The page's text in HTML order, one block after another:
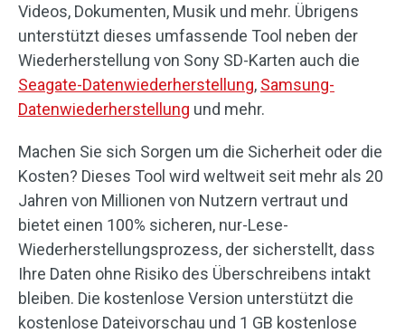
Videos, Dokumenten, Musik und mehr. Übrigens
unterstützt dieses umfassende Tool neben der
Wiederherstellung von Sony SD-Karten auch die
Seagate-Datenwiederherstellung, Samsung-
Datenwiederherstellung und mehr.
Machen Sie sich Sorgen um die Sicherheit oder die
Kosten? Dieses Tool wird weltweit seit mehr als 20
Jahren von Millionen von Nutzern vertraut und
bietet einen 100% sicheren, nur-Lese-
Wiederherstellungsprozess, der sicherstellt, dass
Ihre Daten ohne Risiko des Überschreibens intakt
bleiben. Die kostenlose Version unterstützt die
kostenlose Dateivorschau und 1 GB kostenlose